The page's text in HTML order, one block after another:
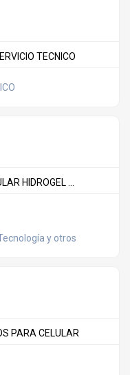
TECNICO
HIDROGEL ...
y otros
PARA CELULAR